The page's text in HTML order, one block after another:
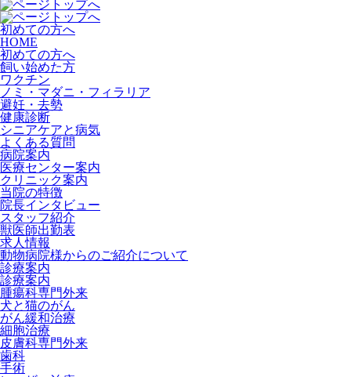
初めての方へ
HOME
初めての方へ
飼い始めた方
ワクチン
ノミ・マダニ・フィラリア
避妊・去勢
健康診断
シニアケアと病気
よくある質問
病院案内
医療センター案内
クリニック案内
当院の特徴
院長インタビュー
スタッフ紹介
獣医師出勤表
求人情報
動物病院様からのご紹介について
診療案内
診療案内
腫瘍科専門外来
犬と猫のがん
がん緩和治療
細胞治療
皮膚科専門外来
歯科
手術